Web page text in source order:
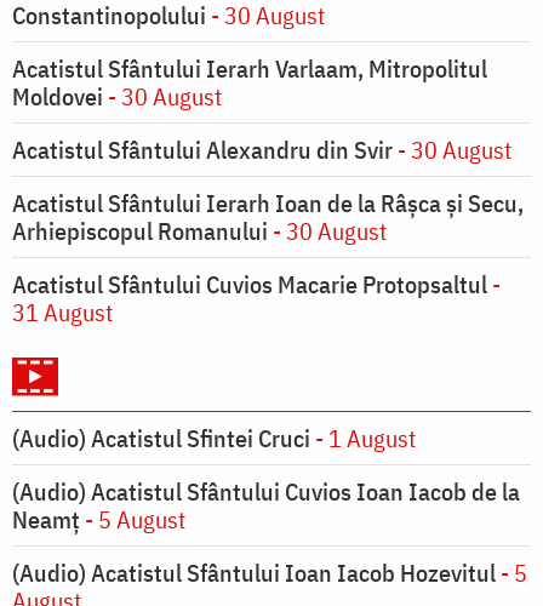
Constantinopolului - 30 August
Acatistul Sfântului Ierarh Varlaam, Mitropolitul
Moldovei - 30 August
Acatistul Sfântului Alexandru din Svir- 30 August
Acatistul Sfântului Ierarh Ioan de la Râşca şi Secu,
Arhiepiscopul Romanului - 30 August
Acatistul Sfântului Cuvios Macarie Protopsaltul-
31 August
(Audio) Acatistul Sfintei Cruci - 1 August
(Audio) Acatistul Sfântului Cuvios Ioan Iacob de la
Neamț - 5 August
(Audio) Acatistul Sfântului Ioan Iacob Hozevitul- 5